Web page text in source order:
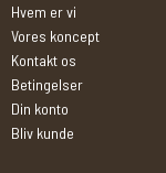
Hvem er vi
Vores koncept
Kontakt os
Betingelser
Din konto
Bliv kunde